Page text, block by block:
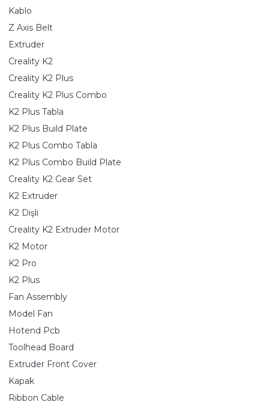
Kablo
Z Axis Belt
Extruder
Creality K2
Creality K2 Plus
Creality K2 Plus Combo
K2 Plus Tabla
K2 Plus Build Plate
K2 Plus Combo Tabla
K2 Plus Combo Build Plate
Creality K2 Gear Set
K2 Extruder
K2 Dişli
Creality K2 Extruder Motor
K2 Motor
K2 Pro
K2 Plus
Fan Assembly
Model Fan
Hotend Pcb
Toolhead Board
Extruder Front Cover
Kapak
Ribbon Cable